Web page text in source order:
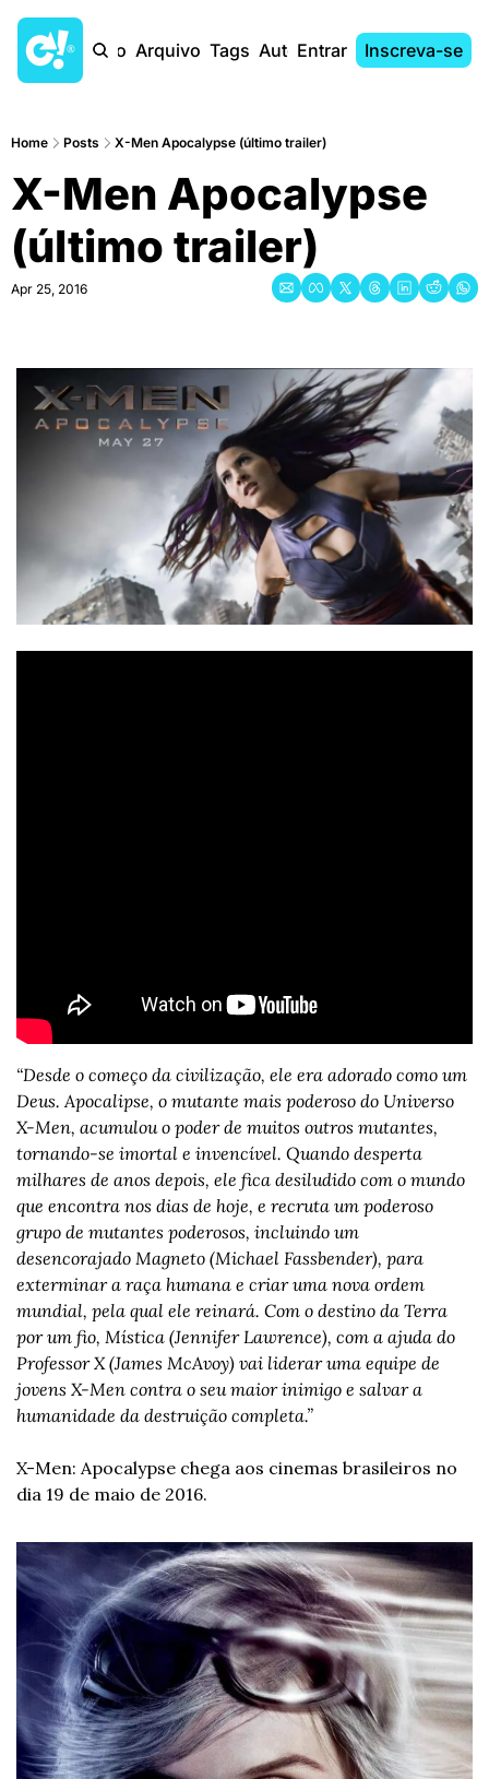
Início Arquivo Tags AutoresEntrar Inscreva-se
Home Posts X-Men Apocalypse (último trailer)
X-Men Apocalypse
(último trailer)
Apr 25, 2016
“Desde o começo da civilização, ele era adorado como um
Deus. Apocalipse, o mutante mais poderoso do Universo
X-Men, acumulou o poder de muitos outros mutantes,
tornando-se imortal e invencível. Quando desperta
milhares de anos depois, ele fica desiludido com o mundo
que encontra nos dias de hoje, e recruta um poderoso
grupo de mutantes poderosos, incluindo um
desencorajado Magneto (Michael Fassbender), para
exterminar a raça humana e criar uma nova ordem
mundial, pela qual ele reinará. Com o destino da Terra
por um fio, Mística (Jennifer Lawrence), com a ajuda do
Professor X (James McAvoy) vai liderar uma equipe de
jovens X-Men contra o seu maior inimigo e salvar a
humanidade da destruição completa.”
X-Men: Apocalypse chega aos cinemas brasileiros no
dia 19 de maio de 2016.